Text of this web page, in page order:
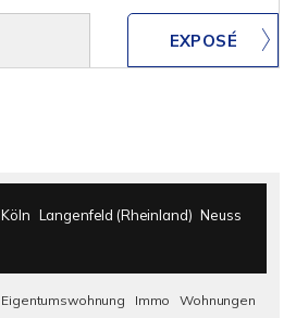
Köln Langenfeld (Rheinland) Neuss
Eigentumswohnung Immo
Wohnungen